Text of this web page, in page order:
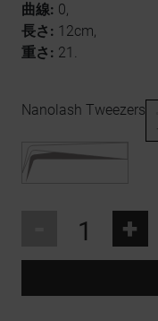
曲線: 0,
長さ: 12cm,
重さ: 21.
Nanolash Tweezers
+